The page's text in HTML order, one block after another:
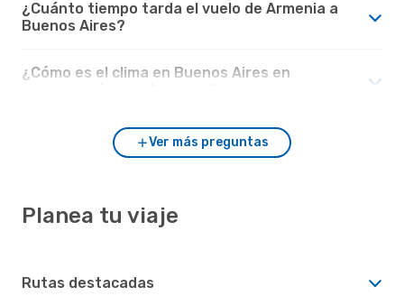
¿Cuánto tiempo tarda el vuelo de Armenia a
Buenos Aires?
¿Cómo es el clima en Buenos Aires en
Ver más preguntas
Planea tu viaje
Rutas destacadas